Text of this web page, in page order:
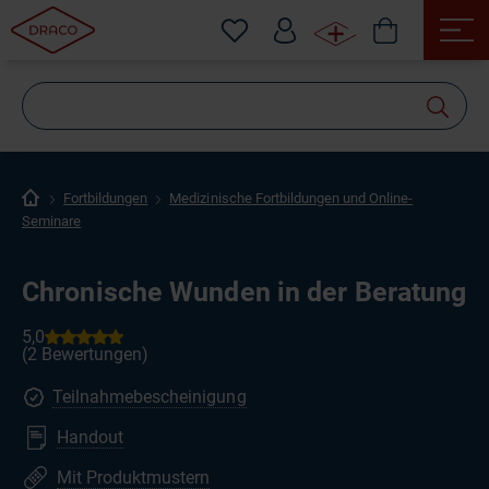
Fortbildungen
Medizinische Fortbildungen und Online-
Seminare
Chronische Wunden in der Beratung
Teilnahmebescheinigung
Handout
Mit Produktmustern
suchen